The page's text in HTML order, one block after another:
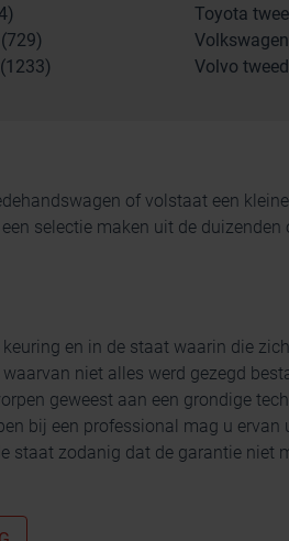
Toyota
Volvo
of volstaat een
selectie maken uit de
en in de staat waarin die
niet alles werd gezegd
geweest aan een grondige
bij een professional mag u
staat zodanig dat de garantie niet